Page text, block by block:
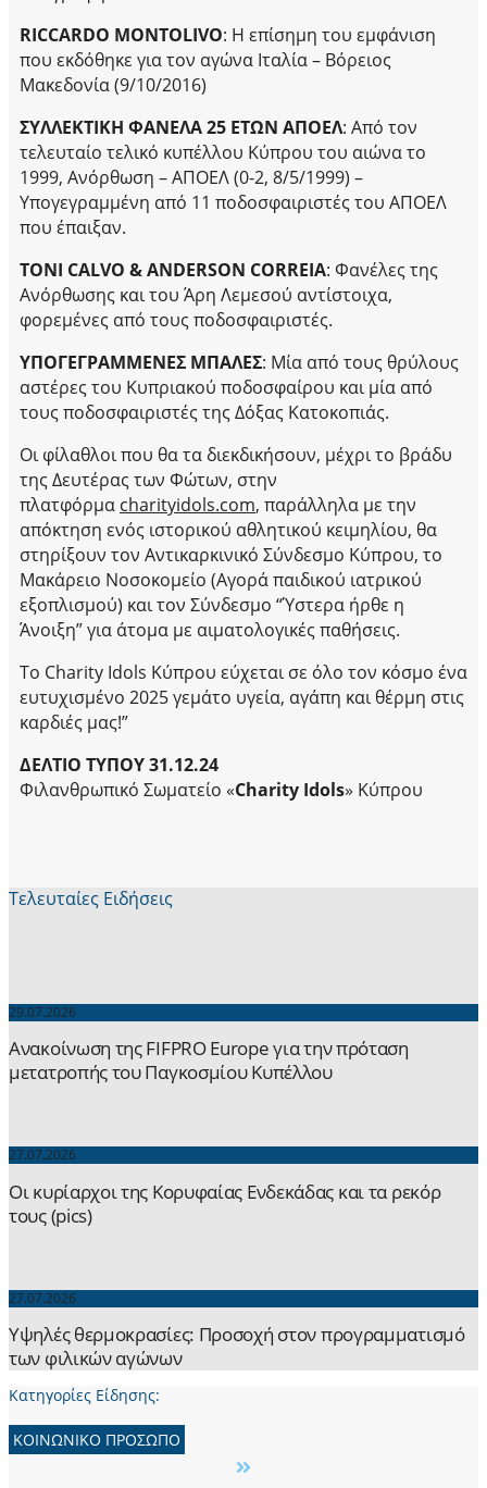
RICCARDO MONTOLIVO: Η επίσημη του εμφάνιση
που εκδόθηκε για τον αγώνα Ιταλία – Βόρειος
Μακεδονία (9/10/2016)
ΣΥΛΛΕΚΤΙΚΗ ΦΑΝΕΛΑ 25 ΕΤΩΝ ΑΠΟΕΛ: Από τον
τελευταίο τελικό κυπέλλου Κύπρου του αιώνα το
1999, Ανόρθωση – ΑΠΟΕΛ (0-2, 8/5/1999) –
Υπογεγραμμένη από 11 ποδοσφαιριστές του ΑΠΟΕΛ
που έπαιξαν.
TONI CALVO &ANDERSON CORREIA: Φανέλες της
Ανόρθωσης και του Άρη Λεμεσού αντίστοιχα,
φορεμένες από τους ποδοσφαιριστές.
ΥΠΟΓΕΓΡΑΜΜΕΝΕΣ ΜΠΑΛΕΣ: Μία από τους θρύλους
αστέρες του Κυπριακού ποδοσφαίρου και μία από
τους ποδοσφαιριστές της Δόξας Κατοκοπιάς.
Οι φίλαθλοι που θα τα διεκδικήσουν, μέχρι το βράδυ
της Δευτέρας των Φώτων, στην
πλατφόρμα charityidols.com, παράλληλα με την
απόκτηση ενός ιστορικού αθλητικού κειμηλίου, θα
στηρίξουν τον Αντικαρκινικό Σύνδεσμο Κύπρου, το
Μακάρειο Νοσοκομείο (Αγορά παιδικού ιατρικού
εξοπλισμού) και τον Σύνδεσμο “Ύστερα ήρθε η
Άνοιξη” για άτομα με αιματολογικές παθήσεις.
To Charity Idols Κύπρου εύχεται σε όλο τον κόσμο ένα
ευτυχισμένο 2025 γεμάτο υγεία, αγάπη και θέρμη στις
καρδιές μας!”
ΔΕΛΤΙΟ ΤΥΠΟΥ 31.12.24
Φιλανθρωπικό Σωματείο «Charity Idols» Κύπρου
Τελευταίες Ειδήσεις
29.07.2026
Ανακοίνωση της FIFPRO Europe για την πρόταση
μετατροπής του Παγκοσμίου Κυπέλλου
27.07.2026
Οι κυρίαρχοι της Κορυφαίας Ενδεκάδας και τα ρεκόρ
τους (pics)
27.07.2026
Yψηλές θερμοκρασίες: Προσοχή στον προγραμματισμό
των φιλικών αγώνων
Κατηγορίες Είδησης:
ΚΟΙΝΩΝΙΚΟ ΠΡΟΣΩΠΟ